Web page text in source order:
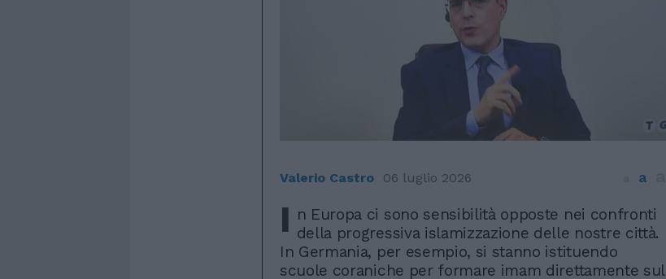
Valerio Castro 06 luglio 2026 a
I n Europa ci sono sensibilità opposte nei confronti
della progressiva islamizzazione delle nostre città.
In Germania, per esempio, si stanno istituendo
scuole coraniche per formare imam direttamente sul